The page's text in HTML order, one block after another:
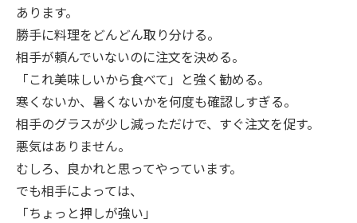
あります。
勝手に料理をどんどん取り分ける。
相手が頼んでいないのに注文を決める。
「これ美味しいから食べて」と強く勧める。
寒くないか、暑くないかを何度も確認しすぎる。
相手のグラスが少し減っただけで、すぐ注文を促す。
悪気はありません。
むしろ、良かれと思ってやっています。
でも相手によっては、
「ちょっと押しが強い」